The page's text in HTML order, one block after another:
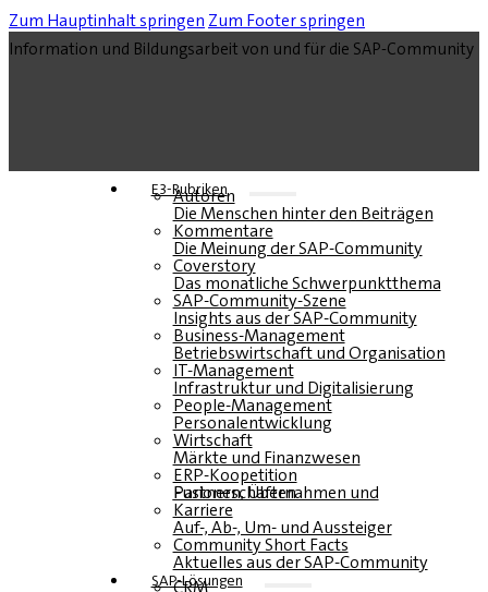
Zum Hauptinhalt springen Zum Footer springen
Information und Bildungsarbeit von und für die SAP-Community
E3-Rubriken
Autoren
Die Menschen hinter den Beiträgen
Kommentare
Die Meinung der SAP-Community
Coverstory
Das monatliche Schwerpunktthema
SAP-Community-Szene
Insights aus der SAP-Community
Business-Management
Betriebswirtschaft und Organisation
IT-Management
Infrastruktur und Digitalisierung
People-Management
Personalentwicklung
Wirtschaft
Märkte und Finanzwesen
ERP-Koopetition
Fusionen, Übernahmen und Partnerschaften
Karriere
Auf-, Ab-, Um- und Aussteiger
Community Short Facts
Aktuelles aus der SAP-Community
SAP-Lösungen
CRM